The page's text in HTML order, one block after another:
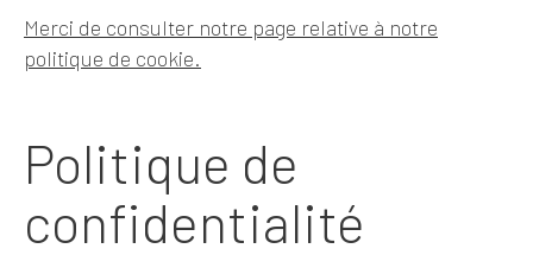
Merci de consulter notre page relative à notre
politique de cookie.
Politique de
confidentialité